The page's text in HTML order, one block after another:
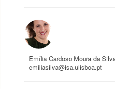
Emília Cardoso Moura da
emiliasilva@isa.ulisboa.pt